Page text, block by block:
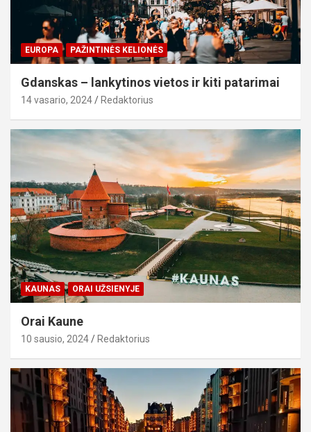
EUROPA PAŽINTINĖS KELIONĖS
Gdanskas – lankytinos vietos ir kiti patarimai
14 vasario, 2024 Redaktorius
KAUNAS ORAI UŽSIENYJE
Orai Kaune
10 sausio, 2024 Redaktorius